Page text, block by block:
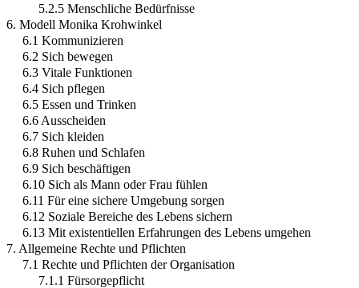
5.2.5 Menschliche Bedürfnisse
6. Modell Monika Krohwinkel
6.1 Kommunizieren
6.2 Sich bewegen
6.3 Vitale Funktionen
6.4 Sich pflegen
6.5 Essen und Trinken
6.6 Ausscheiden
6.7 Sich kleiden
6.8 Ruhen und Schlafen
6.9 Sich beschäftigen
6.10 Sich als Mann oder Frau fühlen
6.11 Für eine sichere Umgebung sorgen
6.12 Soziale Bereiche des Lebens sichern
6.13 Mit existentiellen Erfahrungen des Lebens umgehen
7. Allgemeine Rechte und Pflichten
7.1 Rechte und Pflichten der Organisation
7.1.1 Fürsorgepflicht